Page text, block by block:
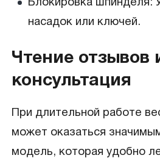
Блокировка шпинделя:
насадок или ключей.
Чтение отзывов
консультация
При длительной работе
может оказаться
модель, которая удобно